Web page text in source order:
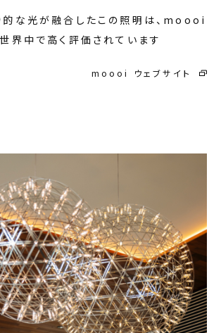
な光が融合したこの照明は、moooi
界中で高く評価されています
moooi ウェブサイト